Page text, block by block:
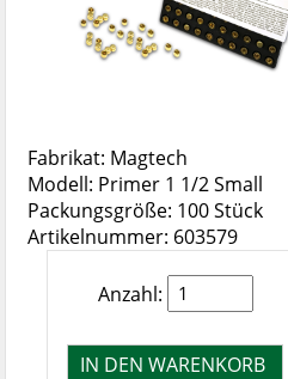
Fabrikat: Magtech
Modell: Primer 1 1/2 Small
Packungsgröße: 100 Stück
Artikelnummer: 603579
Anzahl: